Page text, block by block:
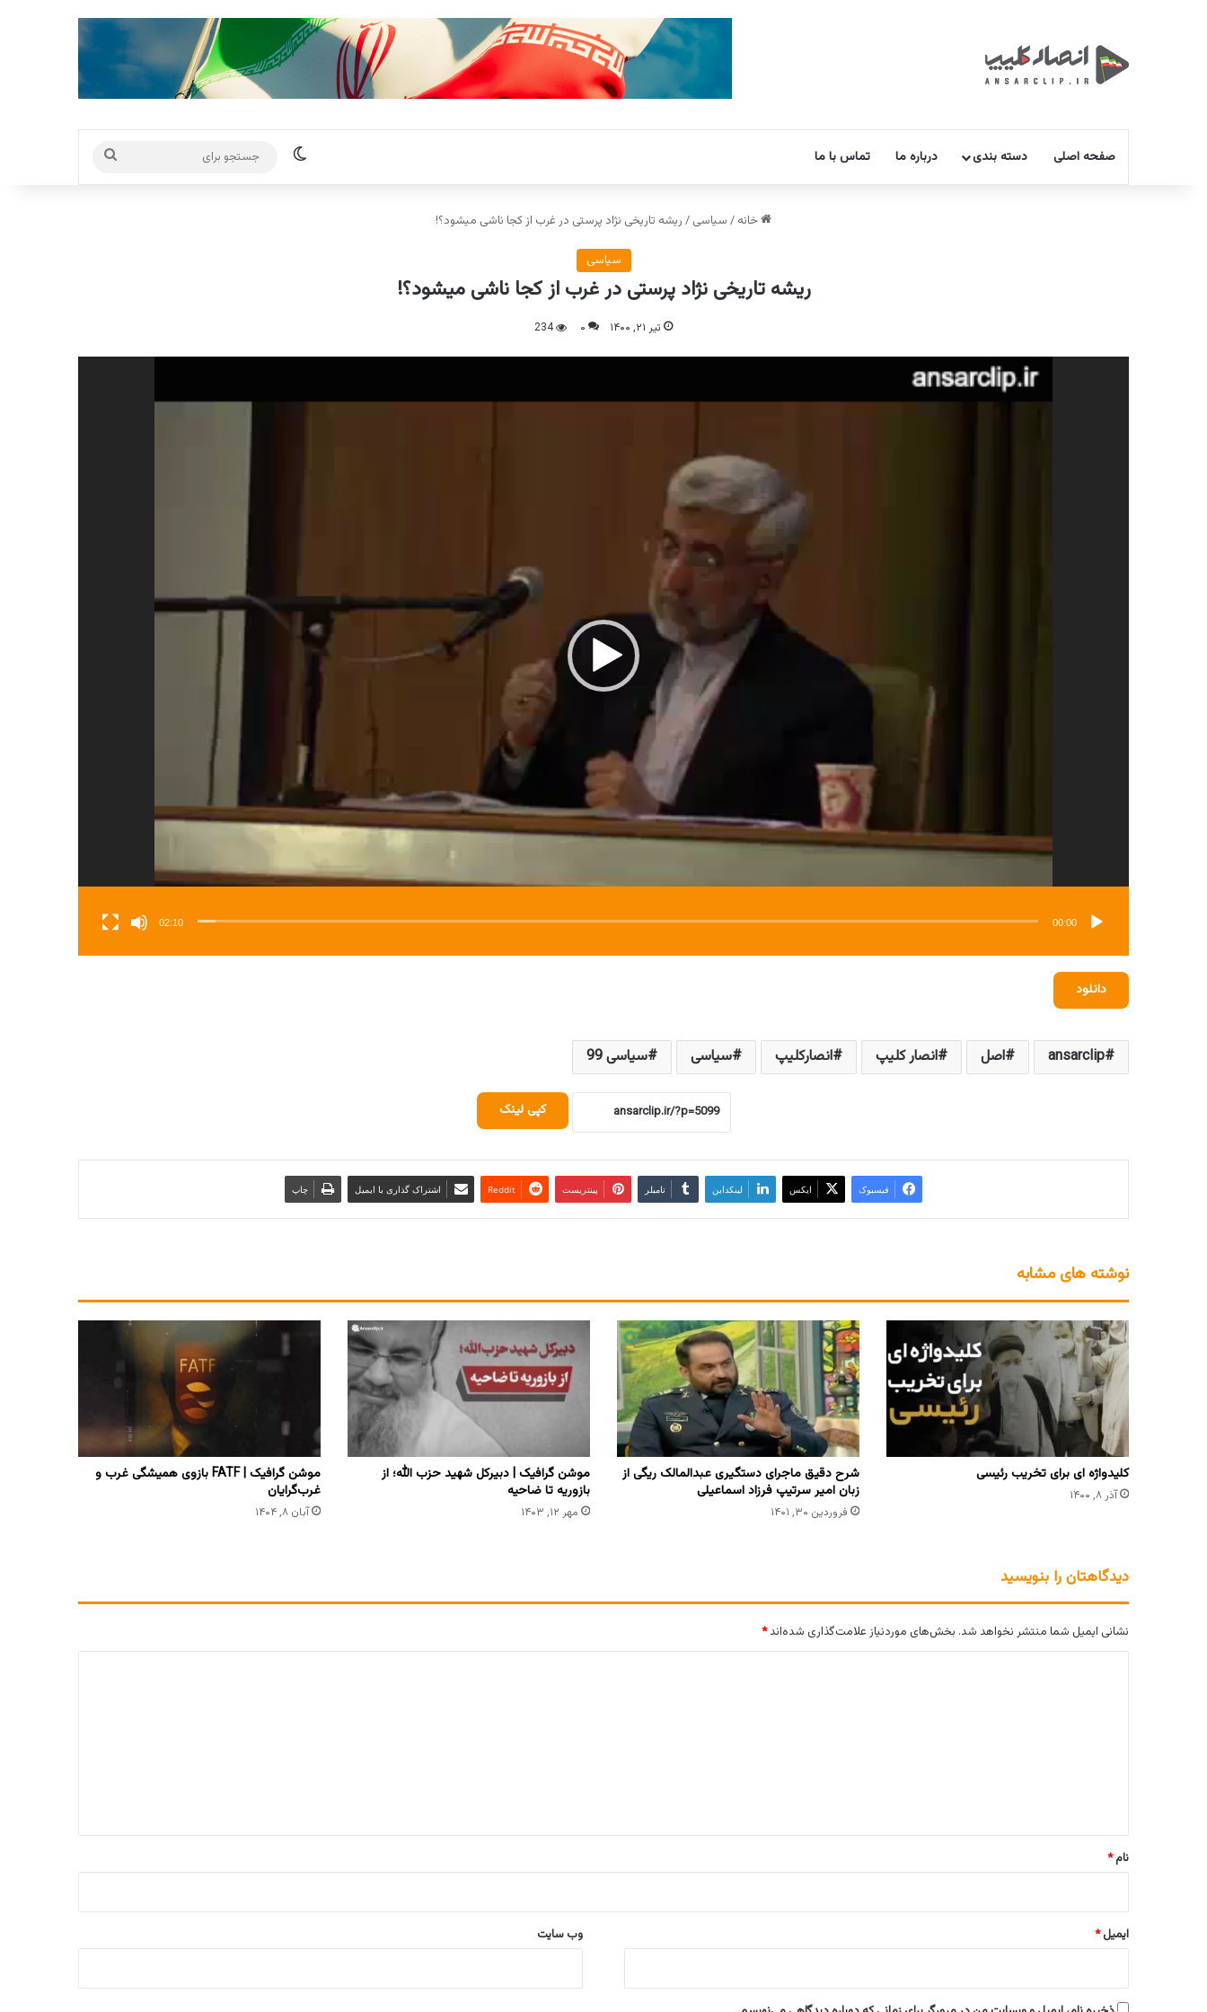
صفحه اصلی دسته بندی درباره ما تماس با ما تغییر پوسته
برای
خانه / سیاسی / ریشه تاریخی نژاد پرستی در غرب از کجا ناشی میشود؟!
سیاسی
ریشه تاریخی نژاد پرستی در غرب از کجا ناشی میشود؟!
تیر ۲۱, ۱۴۰۰ ۰ 234
نمایشگر
00:00
02:10
دانلود
ansarclip اصل انصار کلیپ انصارکلیپ سیاسی سیاسی 99
کپی لینک
فیسبوک ایکس لینکداین تامبلر پینتریست Reddit اشتراک گذاری با ایمیل چاپ
نوشته های مشابه
کلیدواژه ای برای تخریب رئیسی
آذر ۸, ۱۴۰۰
شرح دقیق ماجرای دستگیری عبدالمالک ریگی از
زبان امیر سرتیپ فرزاد اسماعیلی
فروردین ۳۰, ۱۴۰۱
موشن گرافیک | دبیرکل شهید حزب الله؛ از
بازوریه تا ضاحیه
مهر ۱۲, ۱۴۰۳
‏موشن گرافیک | FATF بازوی همیشگی غرب و
غرب‌گرایان
آبان ۸, ۱۴۰۴
دیدگاهتان را بنویسید
نشانی ایمیل شما منتشر نخواهد شد. بخش‌های موردنیاز علامت‌گذاری شده‌اند*
نام*
ایمیل* وب‌ سایت